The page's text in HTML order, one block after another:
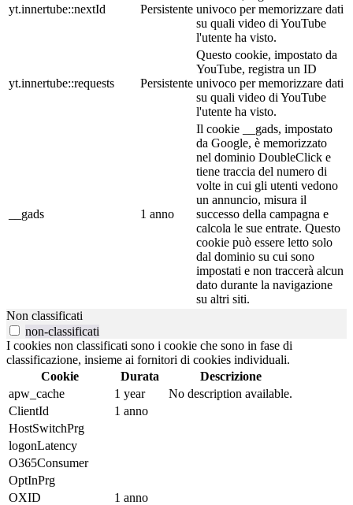
yt.innertube::nextId Persistente univoco per memorizzare dati
su quali video di YouTube
l'utente ha visto.
yt.innertube::requests Persistente
Questo cookie, impostato da
YouTube, registra un ID
univoco per memorizzare dati
su quali video di YouTube
l'utente ha visto.
__gads 1 anno
Il cookie __gads, impostato
da Google, è memorizzato
nel dominio DoubleClick e
tiene traccia del numero di
volte in cui gli utenti vedono
un annuncio, misura il
successo della campagna e
calcola le sue entrate. Questo
cookie può essere letto solo
dal dominio su cui sono
impostati e non traccerà alcun
dato durante la navigazione
su altri siti.
Non classificati
non-classificati
I cookies non classificati sono i cookie che sono in fase di
classificazione, insieme ai fornitori di cookies individuali.
Cookie
Durata
Descrizione
apw_cache
1 year
No description available.
ClientId
1 anno
HostSwitchPrg
logonLatency
O365Consumer
OptInPrg
OXID
1 anno